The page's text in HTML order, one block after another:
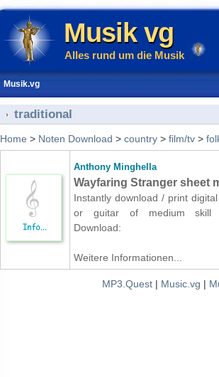
Musik vg
Alles rund um die Musik
Musik.vg
traditional
Home > Noten Download > country > film/tv >
Anthony Minghella
Wayfaring Stranger sheet
Instantly download / print
or guitar of medium skill
Download:
Weitere Informationen...
MP3.Quest | Music.vg |